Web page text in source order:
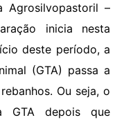
Agrosilvopastoril –
inicia nesta
deste período, a
(GTA) passa a
Ou seja, o
GTA depois que